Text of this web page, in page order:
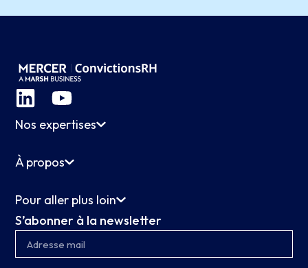
Nos expertises
À propos
Pour aller plus loin
S’abonner à la newsletter